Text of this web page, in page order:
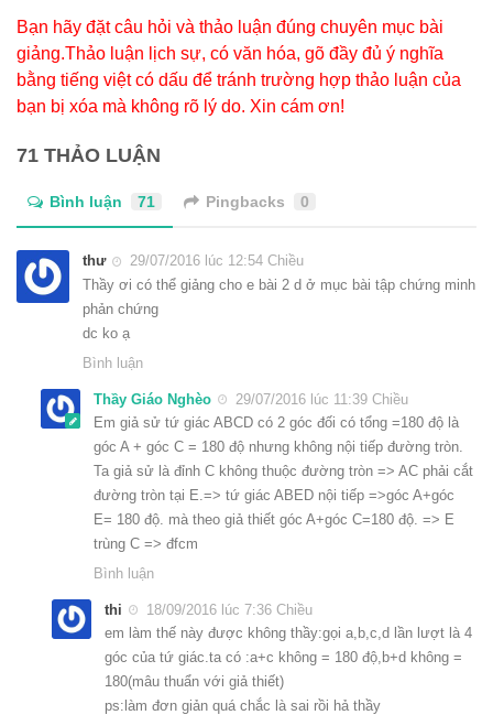
Bạn hãy đặt câu hỏi và thảo luận đúng chuyên mục bài
giảng.Thảo luận lịch sự, có văn hóa, gõ đầy đủ ý nghĩa
bằng tiếng việt có dấu để tránh trường hợp thảo luận của
bạn bị xóa mà không rõ lý do. Xin cám ơn!
71 THẢO LUẬN
Bình luận 71 Pingbacks 0
thư
29/07/2016 lúc 12:54 Chiều
Thầy ơi có thể giảng cho e bài 2 d ở mục bài tập chứng minh
phản chứng
dc ko ạ
Bình luận
Thầy Giáo Nghèo
29/07/2016 lúc 11:39 Chiều
Em giả sử tứ giác ABCD có 2 góc đối có tổng =180 độ là
góc A + góc C = 180 độ nhưng không nội tiếp đường tròn.
Ta giả sử là đỉnh C không thuộc đường tròn => AC phải cắt
đường tròn tại E.=> tứ giác ABED nội tiếp =>góc A+góc
E= 180 độ. mà theo giả thiết góc A+góc C=180 độ. => E
trùng C => đfcm
Bình luận
thi
18/09/2016 lúc 7:36 Chiều
em làm thế này được không thầy:gọi a,b,c,d lần lượt là 4
góc của tứ giác.ta có :a+c không = 180 độ,b+d không =
180(mâu thuẩn với giả thiết)
ps:làm đơn giản quá chắc là sai rồi hả thầy